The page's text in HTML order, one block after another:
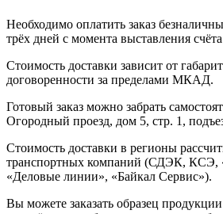
Необходимо оплатить заказ
трёх дней с момента выставления
Стоимость доставки зависит от
договоренности за пределами МКАД.
Готовый заказ можно забрать
Огородный проезд, дом 5, стр. 1,
Стоимость доставки в регионы
транспортных компаний (СДЭК, КСЭ,
«Деловые линии», «Байкал Сервис»).
Вы можете заказать образец